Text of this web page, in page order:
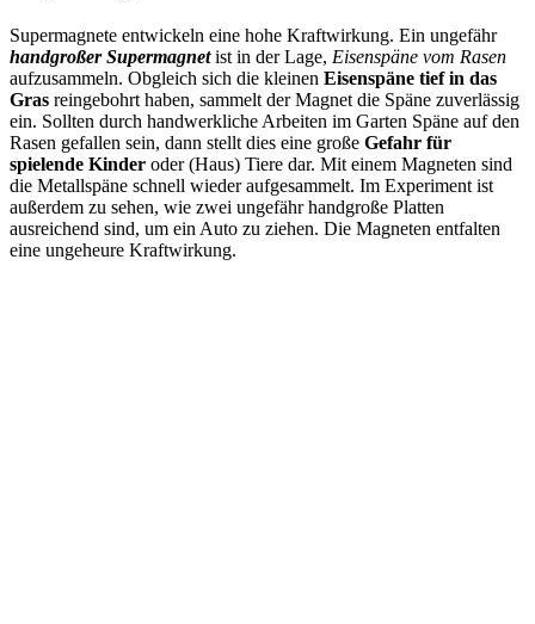
Supermagnete entwickeln eine hohe Kraftwirkung. Ein ungefähr
handgroßer Supermagnetist in der Lage, Eisenspäne vom Rasen
aufzusammeln. Obgleich sich die kleinen Eisenspäne tief in das
Gras reingebohrt haben, sammelt der Magnet die Späne zuverlässig
ein. Sollten durch handwerkliche Arbeiten im Garten Späne auf den
Rasen gefallen sein, dann stellt dies eine große Gefahr für
spielende Kinder oder (Haus) Tiere dar. Mit einem Magneten sind
die Metallspäne schnell wieder aufgesammelt. Im Experiment ist
außerdem zu sehen, wie zwei ungefähr handgroße Platten
ausreichend sind, um ein Auto zu ziehen. Die Magneten entfalten
eine ungeheure Kraftwirkung.